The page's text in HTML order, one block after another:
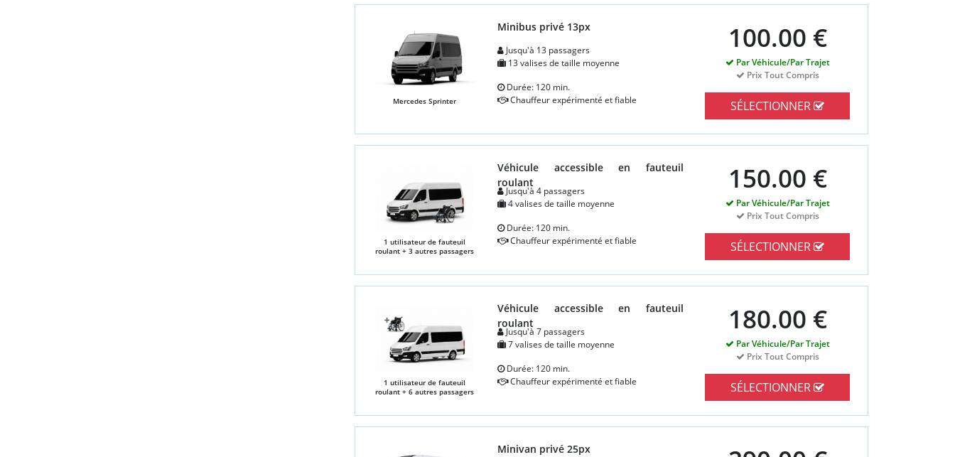
Mercedes Sprinter
Minibus privé 13px
Jusqu'à 13 passagers
13 valises de taille moyenne
Durée: 120 min.
Chauffeur expérimenté et fiable
100.00 €
Par Véhicule/Par Trajet
Prix Tout Compris
SÉLECTIONNER
1 utilisateur de fauteuil
roulant + 3 autres passagers
Véhicule accessible en fauteuil
roulant
Jusqu'à 4 passagers
4 valises de taille moyenne
Durée: 120 min.
Chauffeur expérimenté et fiable
150.00 €
Par Véhicule/Par Trajet
Prix Tout Compris
SÉLECTIONNER
1 utilisateur de fauteuil
roulant + 6 autres passagers
Véhicule accessible en fauteuil
roulant
Jusqu'à 7 passagers
7 valises de taille moyenne
Durée: 120 min.
Chauffeur expérimenté et fiable
180.00 €
Par Véhicule/Par Trajet
Prix Tout Compris
SÉLECTIONNER
Minivan privé 25px